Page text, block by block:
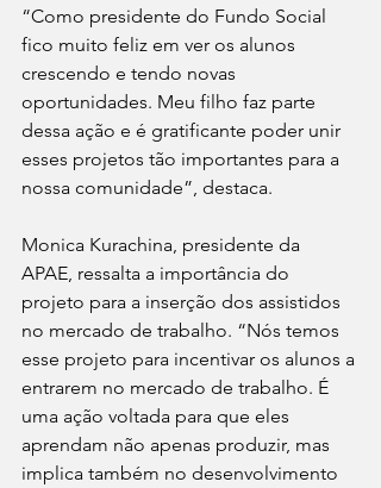
“Como presidente do Fundo Social
fico muito feliz em ver os alunos
crescendo e tendo novas
oportunidades. Meu filho faz parte
dessa ação e é gratificante poder unir
esses projetos tão importantes para a
nossa comunidade”, destaca.
Monica Kurachina, presidente da
APAE, ressalta a importância do
projeto para a inserção dos assistidos
no mercado de trabalho. “Nós temos
esse projeto para incentivar os alunos a
entrarem no mercado de trabalho. É
uma ação voltada para que eles
aprendam não apenas produzir, mas
implica também no desenvolvimento